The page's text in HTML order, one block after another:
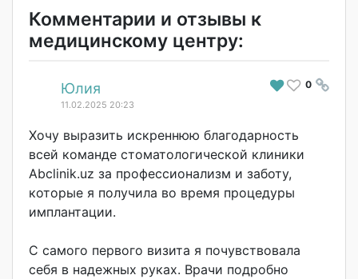
Комментарии и отзывы к
медицинскому центру:
# 0
Юлия
11.02.2025 20:23
Хочу выразить искреннюю благодарность
всей команде стоматологической клиники
Abclinik.uz за профессионализм и заботу,
которые я получила во время процедуры
имплантации.
С самого первого визита я почувствовала
себя в надежных руках. Врачи подробно